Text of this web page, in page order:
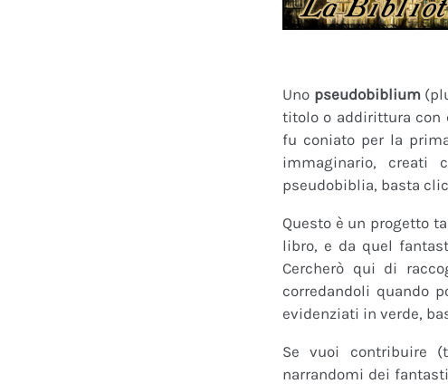
Uno pseudobiblium
titolo o addirittura con
fu coniato per la
immaginario, creati
pseudobiblia, basta
Questo è un progetto
libro, e da quel
Cercherò qui di
corredandoli quando
evidenziati in verde,
Se vuoi contribuire
narrandomi dei